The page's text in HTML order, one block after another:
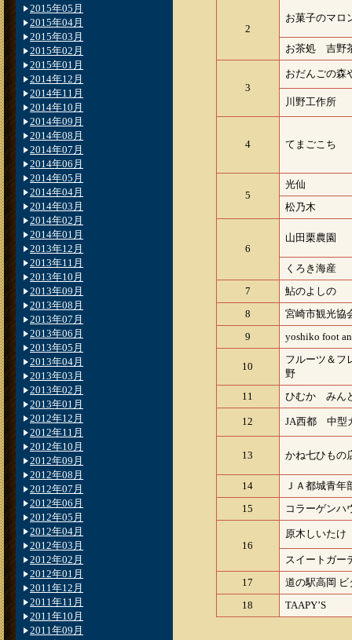
2
お菓子のマロ
お茶処 吉野
3
おだんごの森
川野工作所
4 てまごこち
5
光仙
松乃木
6
山田栗農園
くろき海産
7
鮎のよしの
8
宮崎市観光協
9
yoshiko foot
10
フルーツ＆フ
野
11
ひむか みん
12 JA西都 中型
13 かね七ひもの
14
ＪＡ都城青
15
コラーゲンハ
16
原木しいた
スイートガー
17
道の駅高岡 ビ
18
TAAPY’S
2015年05月
2015年04月
2015年03月
2015年02月
2015年01月
2014年12月
2014年11月
2014年10月
2014年09月
2014年08月
2014年07月
2014年06月
2014年05月
2014年04月
2014年03月
2014年02月
2014年01月
2013年12月
2013年11月
2013年10月
2013年09月
2013年08月
2013年07月
2013年06月
2013年05月
2013年04月
2013年03月
2013年02月
2013年01月
2012年12月
2012年11月
2012年10月
2012年09月
2012年08月
2012年07月
2012年06月
2012年05月
2012年04月
2012年03月
2012年02月
2012年01月
2011年12月
2011年11月
2011年10月
2011年09月